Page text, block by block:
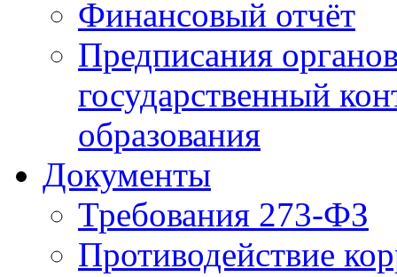
Финансовый отчёт
Предписания
государственный
образования
Документы
Требования 273-ФЗ
Противодействие